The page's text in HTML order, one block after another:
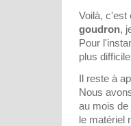
Voilà, c'est
goudron,
Pour
plus
Il reste à
Nous
au mois de
le matériel